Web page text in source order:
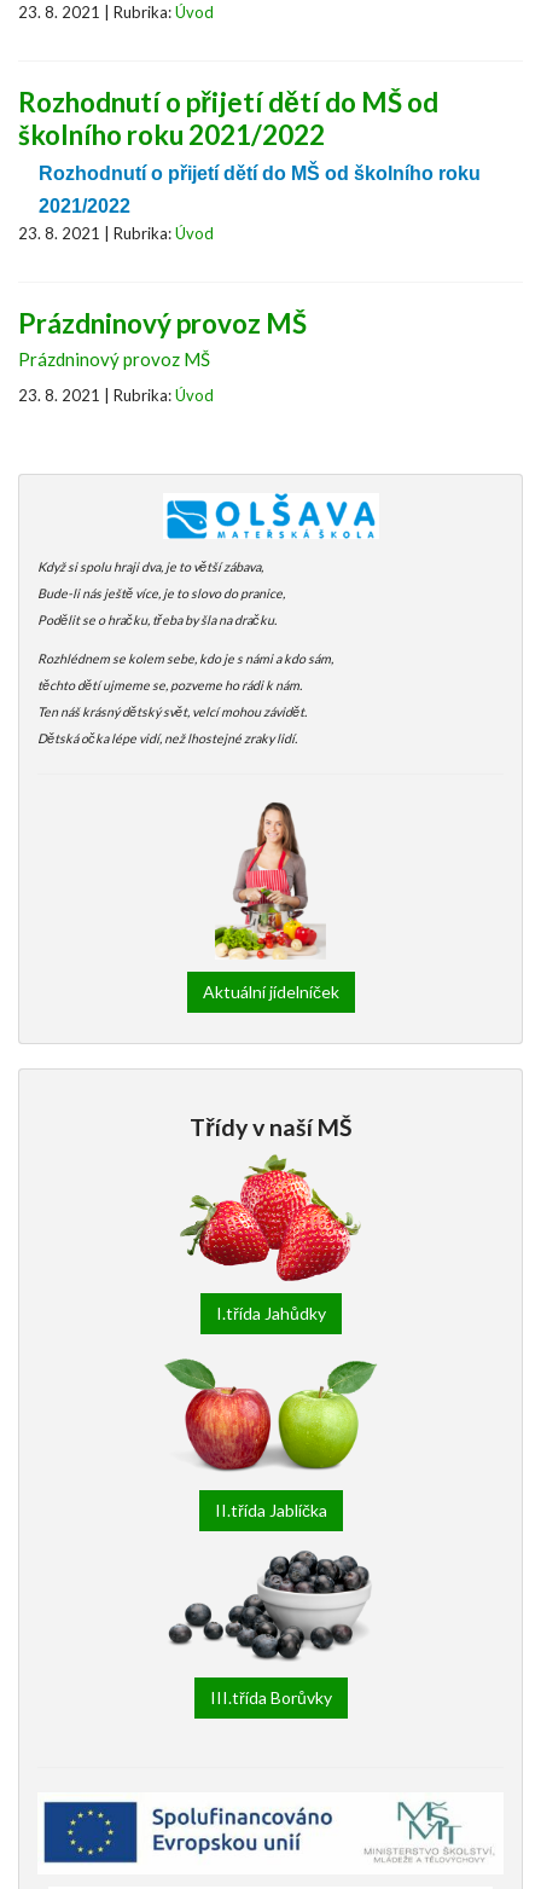
23. 8. 2021 | Rubrika:Úvod
Rozhodnutí o přijetí dětí do MŠ od
školního roku 2021/2022
Rozhodnutí o přijetí dětí do MŠ od školního roku
2021/2022
23. 8. 2021 | Rubrika:Úvod
Prázdninový provoz MŠ
Prázdninový provoz MŠ
23. 8. 2021 | Rubrika:Úvod
Když si spolu hraji dva, je to větší zábava,
Bude-li nás ještě více, je to slovo do pranice,
Podělit se o hračku, třeba by šla na dračku.
Rozhlédnem se kolem sebe, kdo je s námi a kdo sám,
těchto dětí ujmeme se, pozveme ho rádi k nám.
Ten náš krásný dětský svět, velcí mohou závidět.
Dětská očka lépe vidí, než lhostejné zraky lidí.
Aktuální jídelníček
Třídy v naší MŠ
I.třída Jahůdky
II.třída Jablíčka
III.třída Borůvky